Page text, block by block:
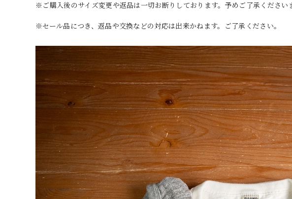
※ご購入後のサイズ変更や返品は一切お断りしております。予めご了承ください
※セール品につき、返品や交換などの対応は出来かねます。ご了承ください。